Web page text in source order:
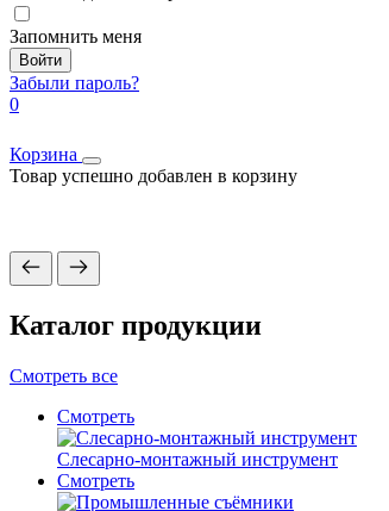
Запомнить меня
Войти
Забыли пароль?
0
Корзина
Товар успешно добавлен в корзину
Каталог продукции
Смотреть все
Смотреть
Слесарно-монтажный инструмент
Смотреть